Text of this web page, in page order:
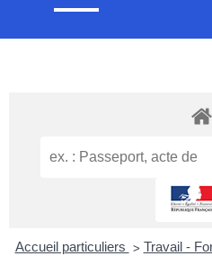
Accueil particuliers > Travail -